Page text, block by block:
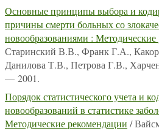
Основные принципы выбора и
причины смерти больных со
новообразованиями :
Старинский В.В., Франк Г.А.,
Данилова Т.В., Петрова Г.В.,
— 2001.
Порядок статистического учета и
новообразований в статистике
Методические рекомендации /